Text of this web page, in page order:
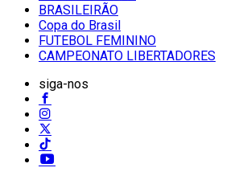
BRASILEIRÃO
Copa do Brasil
FUTEBOL FEMININO
CAMPEONATO LIBERTADORES
siga-nos